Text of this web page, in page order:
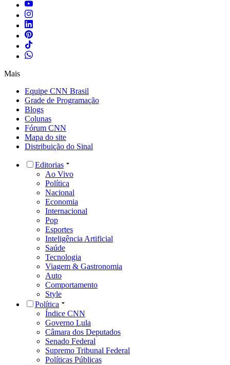
Mais
Equipe CNN Brasil
Grade de Programação
Blogs
Colunas
Fórum CNN
Mapa do site
Distribuição do Sinal
Editorias
Ao Vivo
Política
Nacional
Economia
Internacional
Pop
Esportes
Inteligência Artificial
Saúde
Tecnologia
Viagem & Gastronomia
Auto
Comportamento
Style
Política
Índice CNN
Governo Lula
Câmara dos Deputados
Senado Federal
Supremo Tribunal Federal
Políticas Públicas